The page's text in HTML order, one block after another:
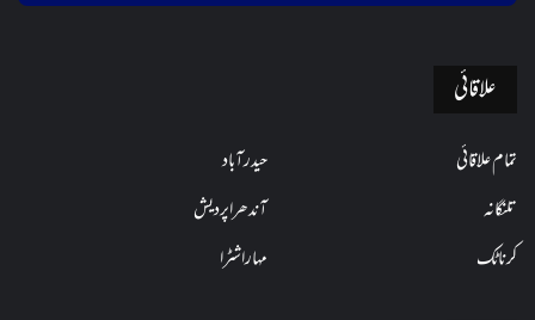
کریں
علاقائی
تمام علاقائی
حیدرآباد
تلنگانہ
آندھراپردیش
کرناٹک
مہاراشٹرا